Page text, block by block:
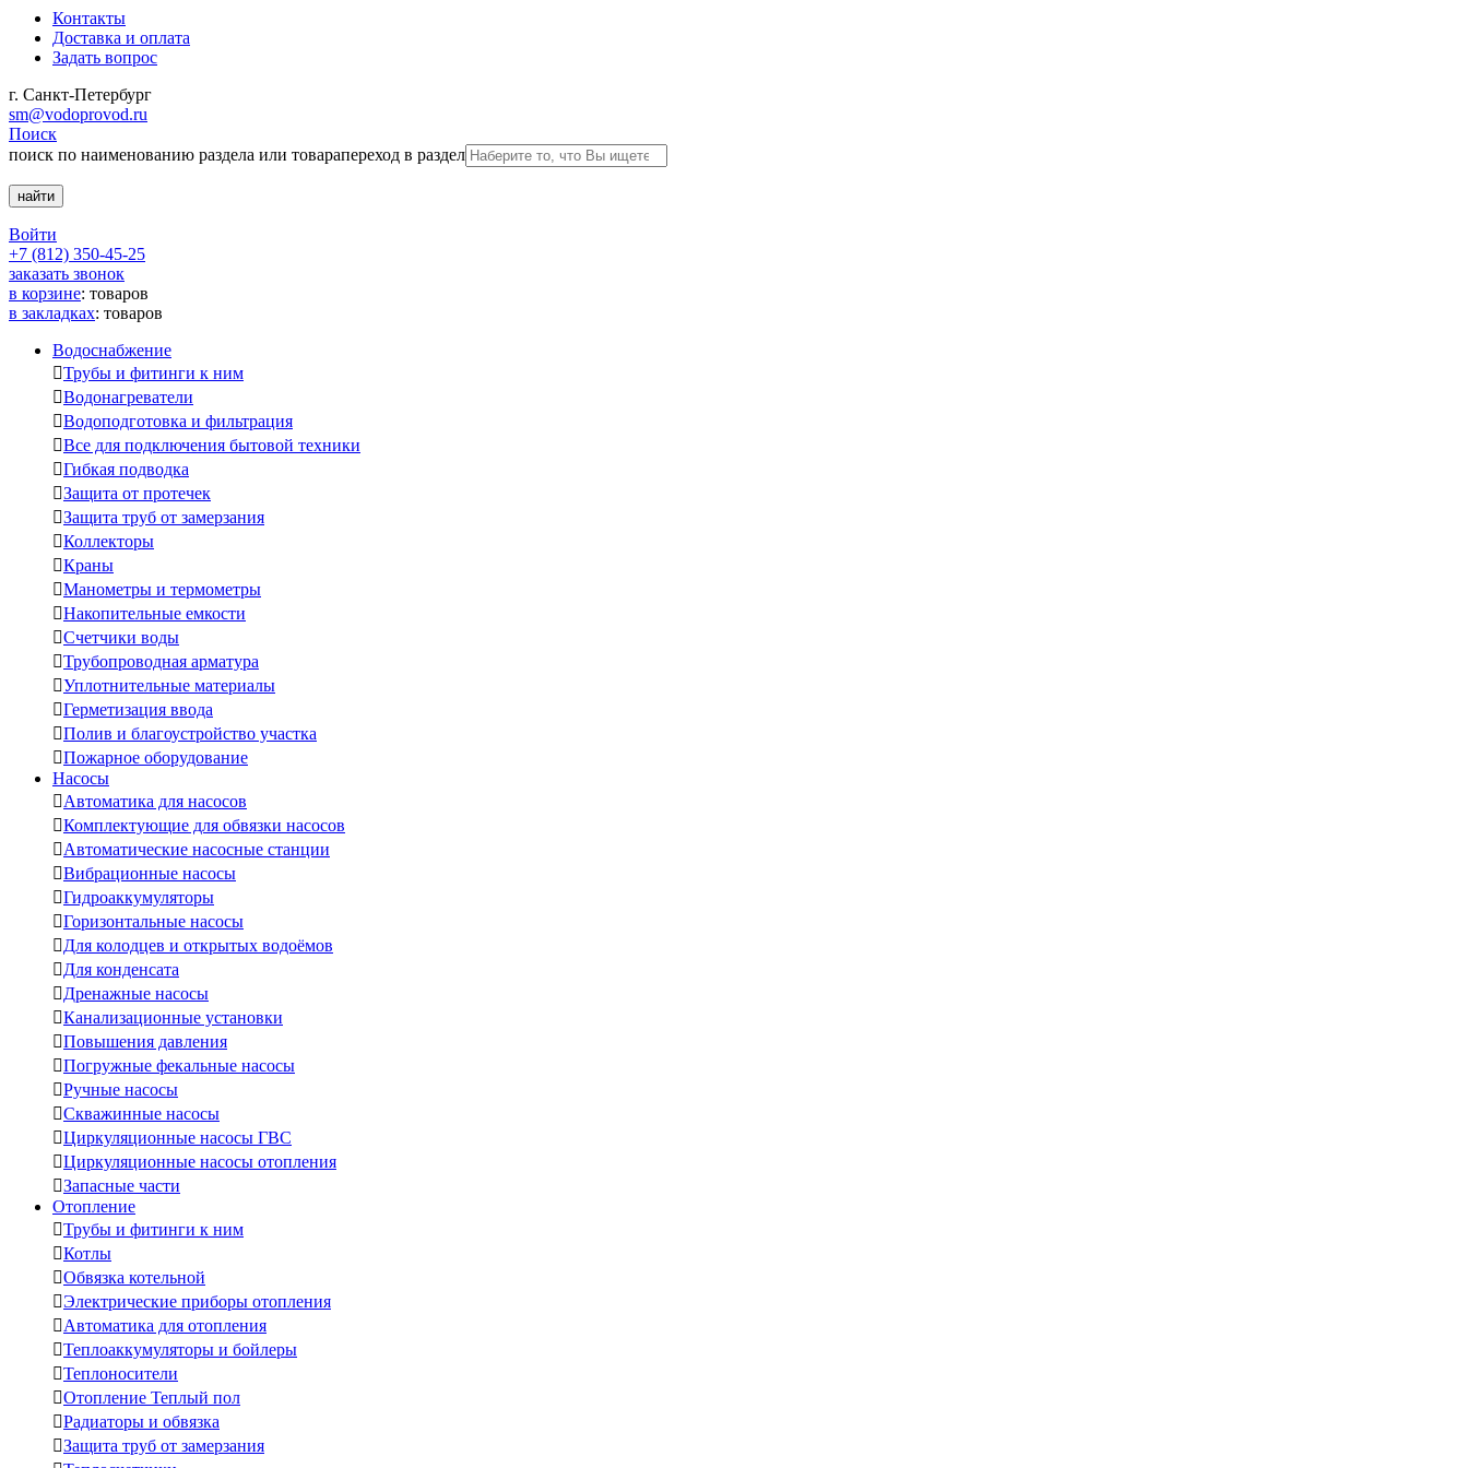
Контакты
Доставка и оплата
Задать вопрос
г. Санкт-Петербург
sm@vodoprovod.ru
Поиск
поиск по наименованию раздела или товарапереход в раздел
Войти
+7 (812) 350-45-25
заказать звонок
в корзине: товаров
в закладках: товаров
Водоснабжение
Трубы и фитинги к ним
Водонагреватели
Водоподготовка и фильтрация
Все для подключения бытовой техники
Гибкая подводка
Защита от протечек
Защита труб от замерзания
Коллекторы
Краны
Манометры и термометры
Накопительные емкости
Счетчики воды
Трубопроводная арматура
Уплотнительные материалы
Герметизация ввода
Полив и благоустройство участка
Пожарное оборудование
Насосы
Автоматика для насосов
Комплектующие для обвязки насосов
Автоматические насосные станции
Вибрационные насосы
Гидроаккумуляторы
Горизонтальные насосы
Для колодцев и открытых водоёмов
Для конденсата
Дренажные насосы
Канализационные установки
Повышения давления
Погружные фекальные насосы
Ручные насосы
Скважинные насосы
Циркуляционные насосы ГВС
Циркуляционные насосы отопления
Запасные части
Отопление
Трубы и фитинги к ним
Котлы
Обвязка котельной
Электрические приборы отопления
Автоматика для отопления
Теплоаккумуляторы и бойлеры
Теплоносители
Отопление Теплый пол
Радиаторы и обвязка
Защита труб от замерзания